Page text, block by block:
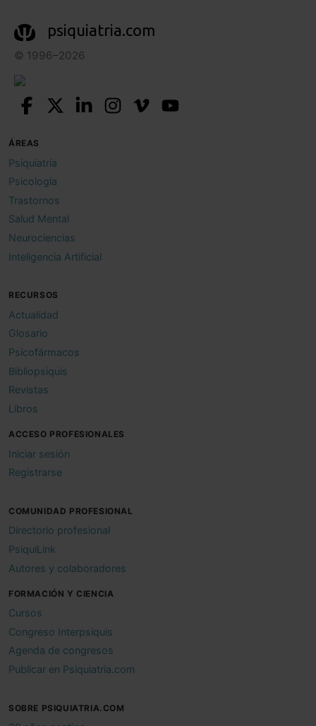
psiquiatria.com
© 1996–2026
ÁREAS
Psiquiatría
Psicología
Trastornos
Salud Mental
Neurociencias
Inteligencia Artificial
RECURSOS
Actualidad
Glosario
Psicofármacos
Bibliopsiquis
Revistas
Libros
ACCESO PROFESIONALES
Iniciar sesión
Registrarse
COMUNIDAD PROFESIONAL
Directorio profesional
PsiquiLink
Autores y colaboradores
FORMACIÓN Y CIENCIA
Cursos
Congreso Interpsiquis
Agenda de congresos
Publicar en Psiquiatria.com
SOBRE PSIQUIATRIA.COM